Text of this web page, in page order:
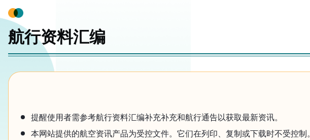
航行资料汇编
提醒使用者需参考航行资料汇编补充补充和航行通告以获取最新资讯。
本网站提供的航空资讯产品为受控文件。它们在列印、复制或下载时不受控制。